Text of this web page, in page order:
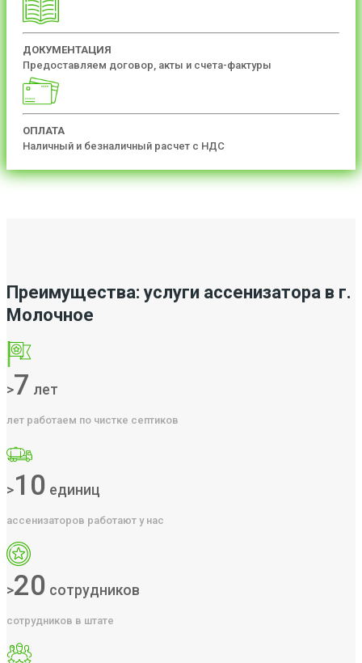
ДОКУМЕНТАЦИЯ
Предоставляем договор, акты и счета-фактуры
ОПЛАТА
Наличный и безналичный расчет с НДС
Преимущества: услуги ассенизатора в г.
Молочное
>7 лет
лет работаем по чистке септиков
>10 единиц
ассенизаторов работают у нас
>20 сотрудников
сотрудников в штате